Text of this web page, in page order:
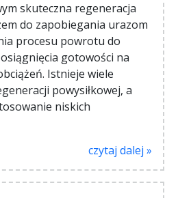
skuteczna regeneracja
do zapobiegania urazom
procesu powrotu do
gotowości na
Istnieje wiele
powysiłkowej, a
niskich
czytaj dalej »